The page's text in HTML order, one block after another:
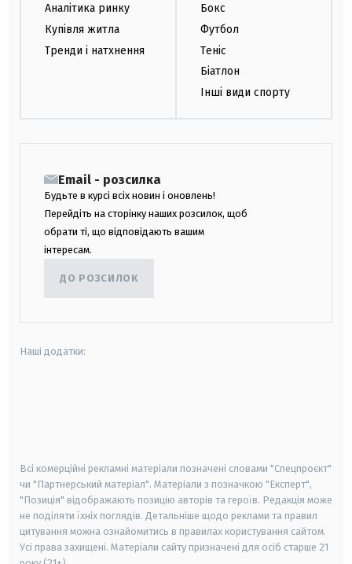
Аналітика ринку
Купівля житла
Тренди і натхнення
Бокс
Футбол
Теніс
Біатлон
Інші види спорту
Email - розсилка
Будьте в курсі всіх новин і оновлень!
Перейдіть на сторінку наших розсилок, щоб
обрати ті, що відповідають вашим
інтересам.
ДО РОЗСИЛОК
Наші додатки:
Всі комерційні рекламні матеріали позначені словами "Спецпроєкт"
чи "Партнерський матеріал". Матеріали з позначкою "Експерт",
"Позиція" відображають позицію авторів та героїв. Редакція може
не поділяти їхніх поглядів. Детальніше щодо реклами та правил
цитування можна ознайомитись в правилах користування сайтом.
Усі права захищені. Матеріали сайту призначені для осіб старше 21